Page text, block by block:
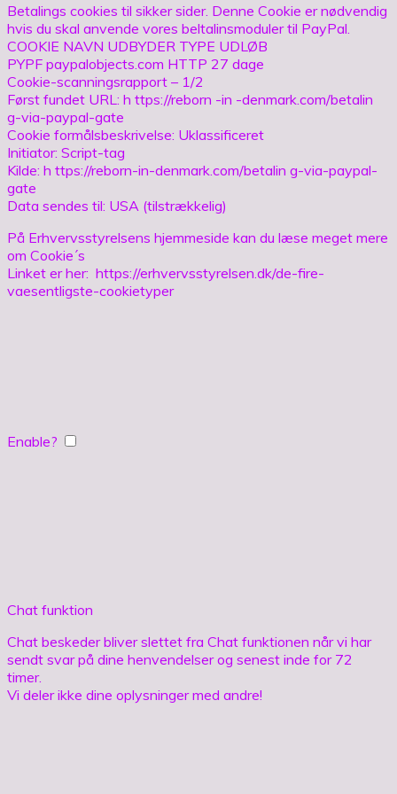
Betalings cookies til sikker sider. Denne Cookie er nødvendig
hvis du skal anvende vores beltalinsmoduler til PayPal.
COOKIE NAVN UDBYDER TYPE UDLØB
PYPF paypalobjects.com HTTP 27 dage
Cookie-scanningsrapport – 1/2
Først fundet URL: h ttps://reborn -in -denmark.com/betalin
g-via-paypal-gate
Cookie formålsbeskrivelse: Uklassificeret
Initiator: Script-tag
Kilde: h ttps://reborn-in-denmark.com/betalin g-via-paypal-
gate
Data sendes til: USA (tilstrækkelig)
På Erhvervsstyrelsens hjemmeside kan du læse meget mere
om Cookie´s
Linket er her: https://erhvervsstyrelsen.dk/de-fire-
vaesentligste-cookietyper
Enable?
Chat funktion
Chat beskeder bliver slettet fra Chat funktionen når vi har
sendt svar på dine henvendelser og senest inde for 72
timer.
Vi deler ikke dine oplysninger med andre!